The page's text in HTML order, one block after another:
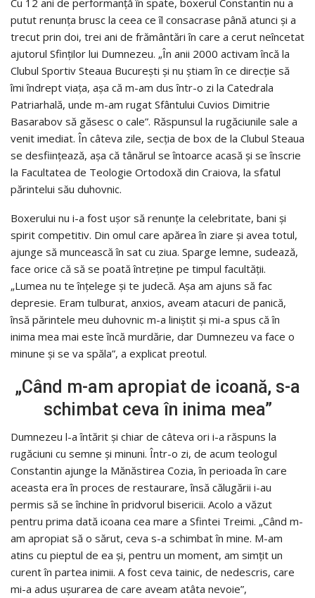
Cu 12 ani de performanță în spate, boxerul Constantin nu a
putut renunța brusc la ceea ce îl consacrase până atunci și a
trecut prin doi, trei ani de frământări în care a cerut neîncetat
ajutorul Sfinților lui Dumnezeu. „În anii 2000 activam încă la
Clubul Sportiv Steaua București și nu știam în ce direcție să
îmi îndrept viața, așa că m-am dus într-o zi la Catedrala
Patriarhală, unde m-am rugat Sfântului Cuvios Dimitrie
Basarabov să găsesc o cale”. Răspunsul la rugăciunile sale a
venit imediat. În câteva zile, secția de box de la Clubul Steaua
se desființează, așa că tânărul se întoarce acasă și se înscrie
la Facultatea de Teologie Ortodoxă din Craiova, la sfatul
părintelui său duhovnic.
Boxerului nu i-a fost ușor să renunțe la celebritate, bani și
spirit competitiv. Din omul care apărea în ziare și avea totul,
ajunge să muncească în sat cu ziua. Sparge lemne, sudează,
face orice că să se poată întreține pe timpul facultății.
„Lumea nu te înțelege și te judecă. Așa am ajuns să fac
depresie. Eram tulburat, anxios, aveam atacuri de panică,
însă părintele meu duhovnic m-a liniștit și mi-a spus că în
inima mea mai este încă murdărie, dar Dumnezeu va face o
minune și se va spăla”, a explicat preotul.
„Când m-am apropiat de icoană, s-a
schimbat ceva în inima mea”
Dumnezeu l-a întărit și chiar de câteva ori i-a răspuns la
rugăciuni cu semne și minuni. Într-o zi, de acum teologul
Constantin ajunge la Mănăstirea Cozia, în perioada în care
aceasta era în proces de restaurare, însă călugării i-au
permis să se închine în pridvorul bisericii. Acolo a văzut
pentru prima dată icoana cea mare a Sfintei Treimi. „Când m-
am apropiat să o sărut, ceva s-a schimbat în mine. M-am
atins cu pieptul de ea și, pentru un moment, am simțit un
curent în partea inimii. A fost ceva tainic, de nedescris, care
mi-a adus ușurarea de care aveam atâta nevoie”,